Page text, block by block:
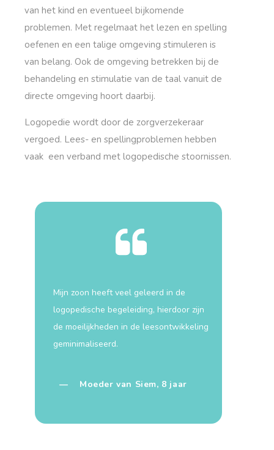
van het kind en eventueel bijkomende
problemen. Met regelmaat het lezen en spelling
oefenen en een talige omgeving stimuleren is
van belang. Ook de omgeving betrekken bij de
behandeling en stimulatie van de taal vanuit de
directe omgeving hoort daarbij.
Logopedie wordt door de zorgverzekeraar
vergoed. Lees- en spellingproblemen hebben
vaak een verband met logopedische stoornissen.
Mijn zoon heeft veel geleerd in de
logopedische begeleiding, hierdoor zijn
de moeilijkheden in de leesontwikkeling
geminimaliseerd.
— Moeder van Siem, 8 jaar